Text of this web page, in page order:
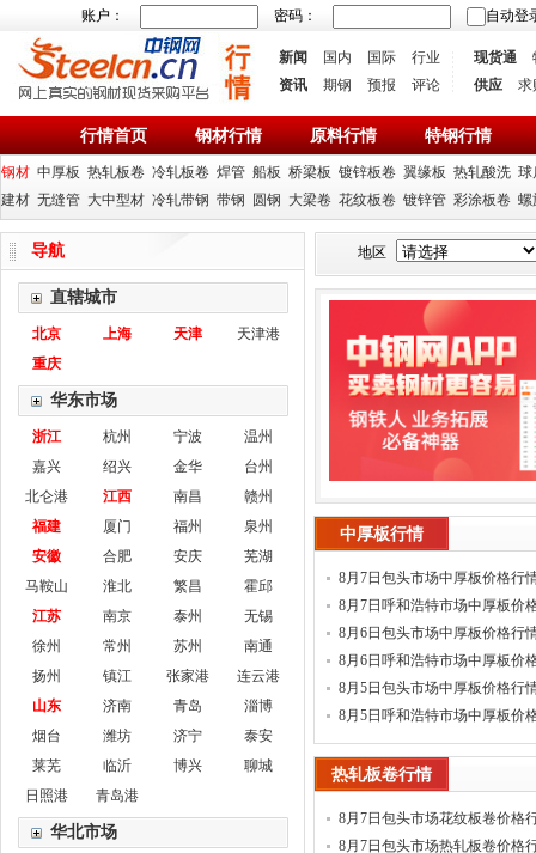
账户： 密码： 自动登
新闻 国内 国际
行业
资讯
期钢 预报 评论
现货通
供应
求
行情首页 钢材行情 原料行情 特钢行情
钢材 中厚板 热轧板卷 冷轧板卷 焊管 船板 桥梁板 镀锌板卷 翼缘板 热轧酸洗 球
建材 无缝管 大中型材 冷轧带钢 带钢 圆钢 大梁卷 花纹板卷 镀锌管 彩涂板卷 螺
导航
直辖城市
北京 上海 天津
天津港
重庆
华东市场
浙江 杭州 宁波
温州
嘉兴
绍兴 金华
台州
北仑港
江西 南昌
赣州
福建
厦门 福州
泉州
安徽
合肥 安庆
芜湖
马鞍山
淮北 繁昌
霍邱
江苏
南京 泰州
无锡
徐州
常州 苏州
南通
扬州
镇江 张家港
连云港
山东
济南 青岛
淄博
烟台
潍坊 济宁
泰安
莱芜
临沂 博兴
聊城
日照港
青岛港
华北市场
地区
中厚板行情
8月7日包头市场中厚板价格行
8月7日呼和浩特市场中厚板价
8月6日包头市场中厚板价格行
8月6日呼和浩特市场中厚板价
8月5日包头市场中厚板价格行
8月5日呼和浩特市场中厚板价
热轧板卷行情
8月7日包头市场花纹板卷价格
8月7日包头市场热轧板卷价格